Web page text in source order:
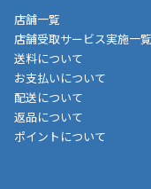
■商品によっては一部決
す。
メーカー直送品など一
制限がかかる場合がご
異なる場合がございま
い。
■店舗受取をご選択い
ご注文が確認出来次第
をさせていただきます
いただく場合がござい
店舗一覧
店舗受取サービス実施一覧
送料について
お支払いについて
配送について
返品について
ポイントについて